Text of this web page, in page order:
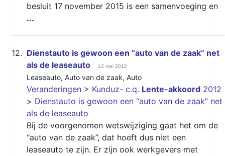
besluit 17 november 2015 is een samenvoeging en
...
12. Dienstauto is gewoon een “auto van de zaak” net
als de leaseauto
12 mei 2012
Leaseauto, Auto van de zaak, Auto
Veranderingen > Kunduz- c.q. Lente-akkoord 2012
> Dienstauto is gewoon een “auto van de zaak” net
als de leaseauto
Bij de voorgenomen wetswijziging gaat het om de
“auto van de zaak”, dat hoeft dus niet een
leaseauto te zijn. Er zijn ook werkgevers met